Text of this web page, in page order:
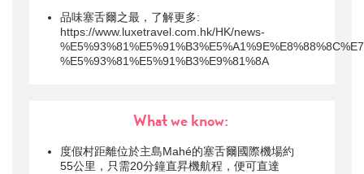
品味塞舌爾之最，了解更多:
https://www.luxetravel.com.hk/HK/news-
%E5%93%81%E5%91%B3%E9%81%8A
What we know:
度假村距離位於主島Mahé的塞舌爾國際機場約
55公里，只需20分鐘直昇機航程，便可直達